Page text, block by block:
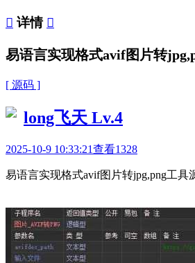
 详情 
易语言实现格式avif图片转
[ 源码 ]
long飞天 Lv.4
2025-10-9 10:33:21查看1328
易语言实现格式avif图片转jpg,png工具